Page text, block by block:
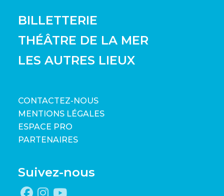
BILLETTERIE
THÉÂTRE DE LA MER
LES AUTRES LIEUX
CONTACTEZ-NOUS
MENTIONS LÉGALES
ESPACE PRO
PARTENAIRES
Suivez-nous